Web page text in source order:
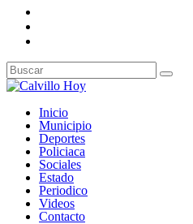
Inicio
Municipio
Deportes
Policiaca
Sociales
Estado
Periodico
Videos
Contacto